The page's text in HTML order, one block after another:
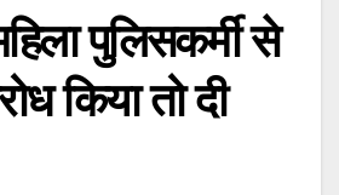
पुलिसकर्मी से
किया तो दी